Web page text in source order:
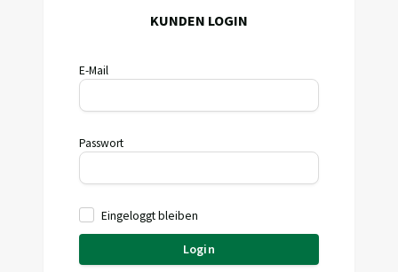
KUNDEN LOGIN
E-Mail
Passwort
Eingeloggt bleiben
Login